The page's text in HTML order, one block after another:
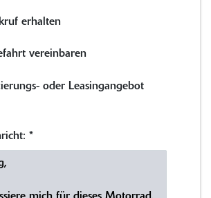
erhalten
vereinbaren
oder Leasingangebot
*